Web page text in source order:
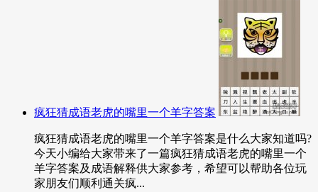
疯狂猜成语老虎的嘴里一个羊字答案
疯狂猜成语老虎的嘴里一个羊字答案是什么大家知道吗?
今天小编给大家带来了一篇疯狂猜成语老虎的嘴里一个
羊字答案及成语解释供大家参考，希望可以帮助各位玩
家朋友们顺利通关疯...